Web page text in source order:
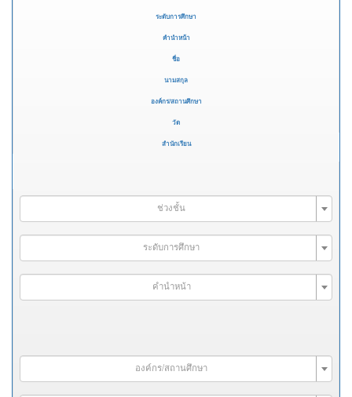
ระดับการศึกษา
คำนำหน้า
ชื่อ
นามสกุล
องค์กร/สถานศึกษา
วัด
สำนักเรียน
ช่วงชั้น
ระดับการศึกษา
คำนำหน้า
องค์กร/สถานศึกษา